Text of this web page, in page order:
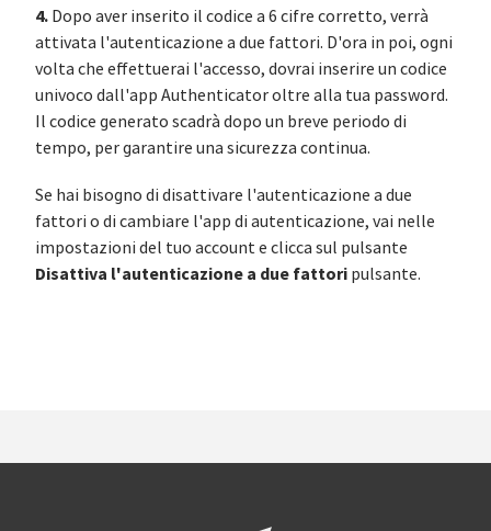
4. Dopo aver inserito il codice a 6 cifre corretto, verrà
attivata l'autenticazione a due fattori. D'ora in poi, ogni
volta che effettuerai l'accesso, dovrai inserire un codice
univoco dall'app Authenticator oltre alla tua password.
Il codice generato scadrà dopo un breve periodo di
tempo, per garantire una sicurezza continua.
Se hai bisogno di disattivare l'autenticazione a due
fattori o di cambiare l'app di autenticazione, vai nelle
impostazioni del tuo account e clicca sul pulsante
Disattiva l'autenticazione a due fattori pulsante.